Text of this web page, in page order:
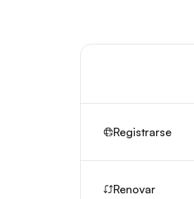
Registrarse
Renovar